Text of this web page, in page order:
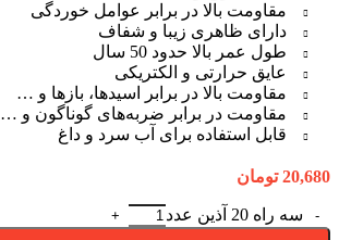
مقاومت بالا در برابر عوامل خوردگی
دارای ظاهری زیبا و شفاف
طول عمر بالا حدود 50 سال
عایق حرارتی و الکتریکی
مقاومت بالا در برابر اسیدها، بازها و …
مقاومت در برابر ضربه‌های گوناگون و …
قابل استفاده برای آب سرد و داغ
20,680 تومان
سه راه 20 آذین عدد